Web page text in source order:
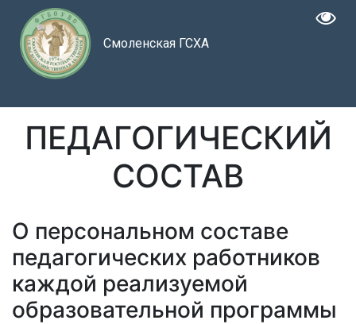
Смоленская ГСХА
ПЕДАГОГИЧЕСКИЙ
СОСТАВ
О персональном составе
педагогических работников
каждой реализуемой
образовательной программы